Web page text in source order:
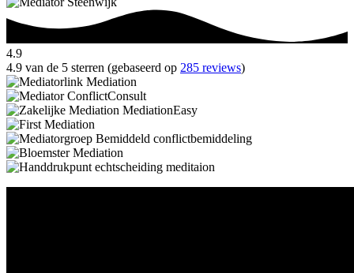
4.9
4.9 van de 5 sterren (gebaseerd op 285 reviews)